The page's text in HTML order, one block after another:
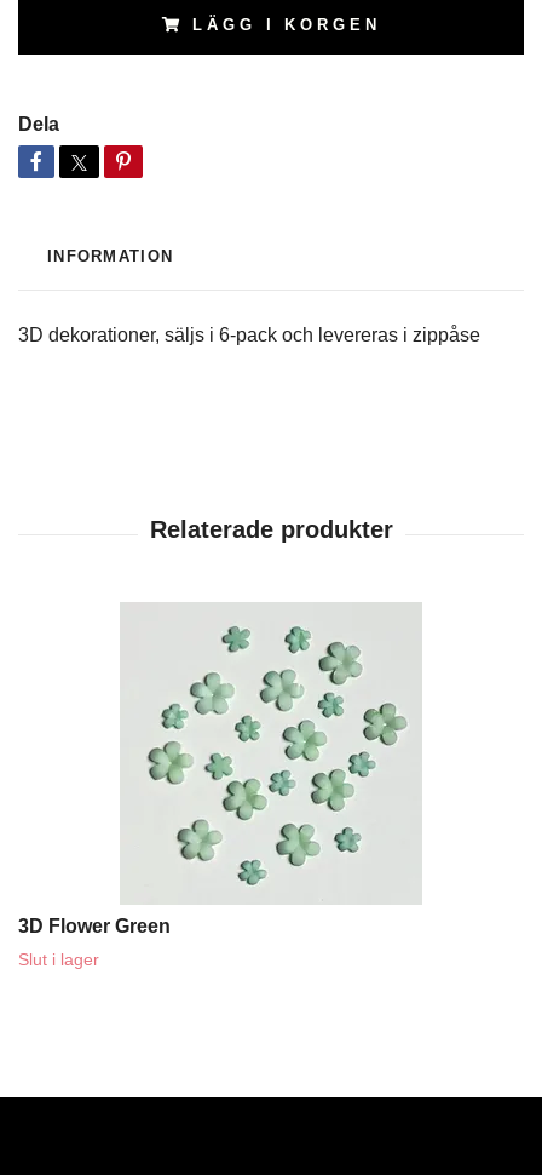
LÄGG I KORGEN
Dela
INFORMATION
3D dekorationer, säljs i 6-pack och levereras i zippåse
3D Flower Green
Slut i lager